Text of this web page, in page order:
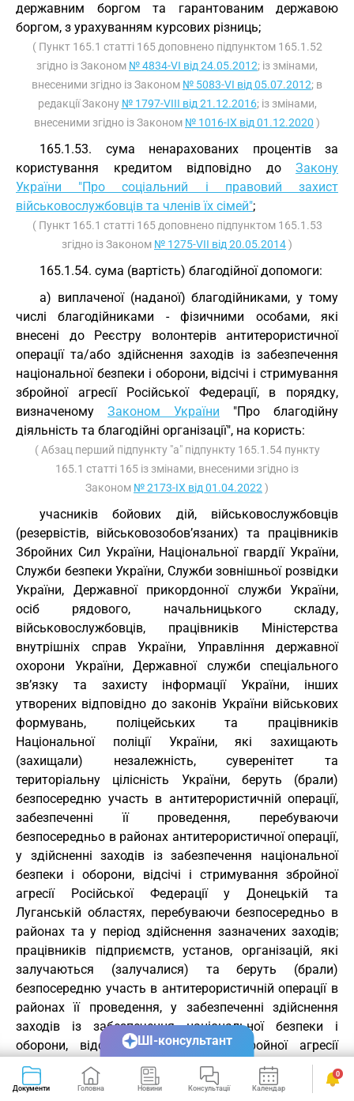
державним боргом та гарантованим державою
боргом, з урахуванням курсових різниць;
( Пункт 165.1 статті 165 доповнено підпунктом 165.1.52
згідно із Законом № 4834-VI від 24.05.2012; із змінами,
внесеними згідно із Законом № 5083-VI від 05.07.2012; в
редакції Закону № 1797-VIII від 21.12.2016; із змінами,
внесеними згідно із Законом № 1016-IX від 01.12.2020 )
165.1.53. сума ненарахованих процентів за
користування кредитом відповідно до Закону
України "Про соціальний і правовий захист
військовослужбовців та членів їх сімей";
( Пункт 165.1 статті 165 доповнено підпунктом 165.1.53
згідно із Законом № 1275-VII від 20.05.2014)
165.1.54. сума (вартість) благодійної допомоги:
а) виплаченої (наданої) благодійниками, у тому
числі благодійниками - фізичними особами, які
внесені до Реєстру волонтерів антитерористичної
операції та/або здійснення заходів із забезпечення
національної безпеки і оборони, відсічі і стримування
збройної агресії Російської Федерації, в порядку,
визначеному Законом України "Про благодійну
діяльність та благодійні організації", на користь:
( Абзац перший підпункту "а" підпункту 165.1.54 пункту
165.1 статті 165 із змінами, внесеними згідно із
Законом № 2173-IX від 01.04.2022 )
учасників бойових дій, військовослужбовців
(резервістів, військовозобов’язаних) та працівників
Збройних Сил України, Національної гвардії України,
Служби безпеки України, Служби зовнішньої розвідки
України, Державної прикордонної служби України,
осіб рядового, начальницького складу,
військовослужбовців, працівників Міністерства
внутрішніх справ України, Управління державної
охорони України, Державної служби спеціального
зв’язку та захисту інформації України, інших
утворених відповідно до законів України військових
формувань, поліцейських та працівників
Національної поліції України, які захищають
(захищали) незалежність, суверенітет та
територіальну цілісність України, беруть (брали)
безпосередню участь в антитерористичній операції,
забезпеченні її проведення, перебуваючи
безпосередньо в районах антитерористичної операції,
у здійсненні заходів із забезпечення національної
безпеки і оборони, відсічі і стримування збройної
агресії Російської Федерації у Донецькій та
Луганській областях, перебуваючи безпосередньо в
районах та у період здійснення зазначених заходів;
працівників підприємств, установ, організацій, які
залучаються (залучалися) та беруть (брали)
безпосередню участь в антитерористичній операції в
районах її проведення, у забезпеченні здійснення
заходів із забезпечення національної безпеки і
оборони, відсічі і стримування збройної агресії
Російської Федерації у Донецькій та Луганській
областях, перебуваючи безпосередньо в районах та у
Документи Головна Новини Консультації Календар Сервіси
0
ШІ-консультант